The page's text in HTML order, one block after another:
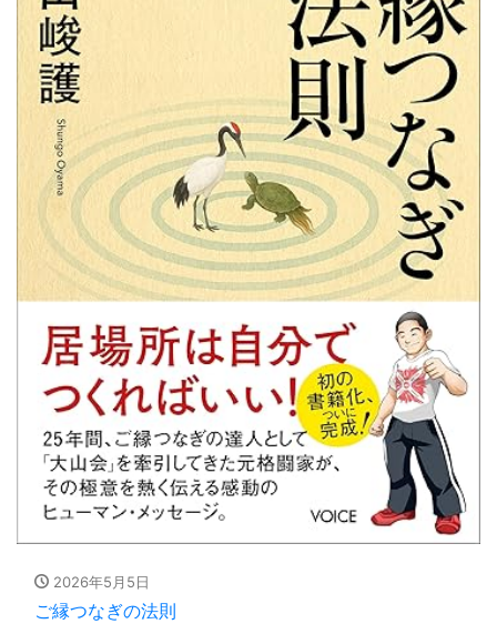
2026年5月5日
ご縁つなぎの法則